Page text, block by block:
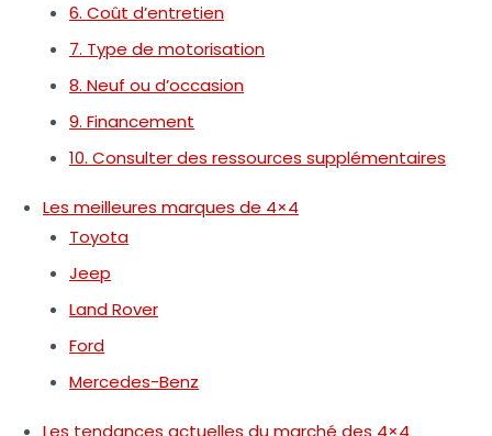
6. Coût d’entretien
7. Type de motorisation
8. Neuf ou d’occasion
9. Financement
10. Consulter des ressources supplémentaires
Les meilleures marques de 4×4
Toyota
Jeep
Land Rover
Ford
Mercedes-Benz
Les tendances actuelles du marché des 4×4